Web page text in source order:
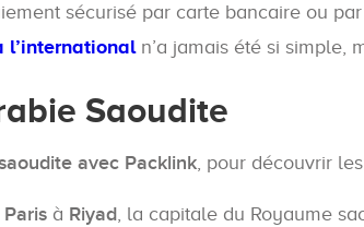
sécurisé par carte bancaire ou
l’internationaln’a jamais été si simple,
Saoudite
avec Packlink, pour découvrir
Paris à Riyad, la capitale du Royaume